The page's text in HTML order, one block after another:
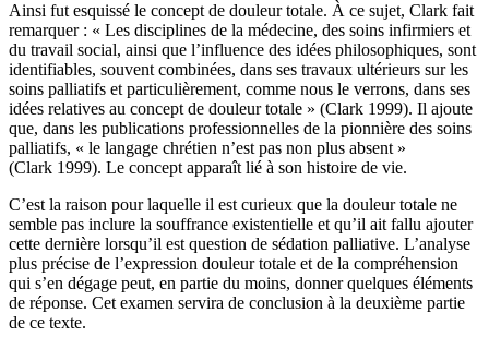
Ainsi fut esquissé le concept de douleur totale. À ce sujet, Clark fait
remarquer : « Les disciplines de la médecine, des soins infirmiers et
du travail social, ainsi que l’influence des idées philosophiques, sont
identifiables, souvent combinées, dans ses travaux ultérieurs sur les
soins palliatifs et particulièrement, comme nous le verrons, dans ses
idées relatives au concept de douleur totale » (Clark 1999). Il ajoute
que, dans les publications professionnelles de la pionnière des soins
palliatifs, « le langage chrétien n’est pas non plus absent »
(Clark 1999). Le concept apparaît lié à son histoire de vie.
C’est la raison pour laquelle il est curieux que la douleur totale ne
semble pas inclure la souffrance existentielle et qu’il ait fallu ajouter
cette dernière lorsqu’il est question de sédation palliative. L’analyse
plus précise de l’expression douleur totale et de la compréhension
qui s’en dégage peut, en partie du moins, donner quelques éléments
de réponse. Cet examen servira de conclusion à la deuxième partie
de ce texte.